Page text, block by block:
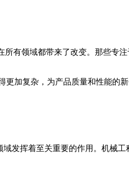
有领域都带来了改变。那些专
加复杂，为产品质量和性能的新
域发挥着至关重要的作用。机械